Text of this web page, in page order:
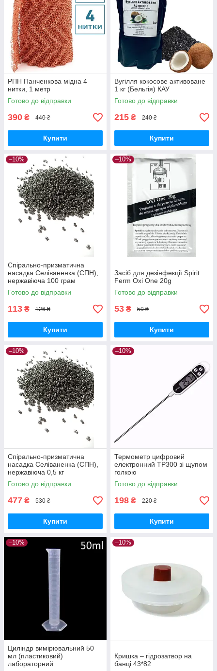
РПН Панченкова мідна 4
нитки, 1 метр
Готово до відправки
390 ₴ 440 ₴
Купити
Вугілля кокосове активоване
1 кг (Бельгія) КАУ
Готово до відправки
215 ₴ 240 ₴
Купити
–10%
Спірально-призматична
насадка Селіваненка (СПН),
нержавіюча 100 грам
Готово до відправки
113 ₴ 126 ₴
Купити
–10%
Засіб для дезінфекції Spirit
Ferm Oxi One 20g
Готово до відправки
53 ₴ 59 ₴
Купити
–10%
Спірально-призматична
насадка Селіваненка (СПН),
нержавіюча 0,5 кг
Готово до відправки
477 ₴ 530 ₴
Купити
–10%
Термометр цифровий
електронний TP300 зі щупом
голкою
Готово до відправки
198 ₴ 220 ₴
Купити
–10%
Циліндр вимірювальний 50
мл (пластиковий)
лабораторний
–10%
Кришка – гідрозатвор на
банці 43*82